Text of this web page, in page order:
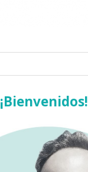
¡Bienvenidos!